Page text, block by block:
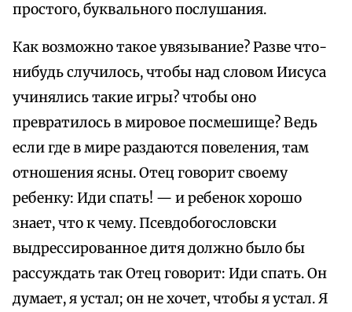
простого, буквального послушания.
Как возможно такое увязывание? Разве что-
нибудь случилось, чтобы над словом Иисуса
учинялись такие игры? чтобы оно
превратилось в мировое посмешище? Ведь
если где в мире раздаются повеления, там
отношения ясны. Отец говорит своему
ребенку: Иди спать! — и ребенок хорошо
знает, что к чему. Псевдобогословски
выдрессированное дитя должно было бы
рассуждать так Отец говорит: Иди спать. Он
думает, я устал; он не хочет, чтобы я устал. Я